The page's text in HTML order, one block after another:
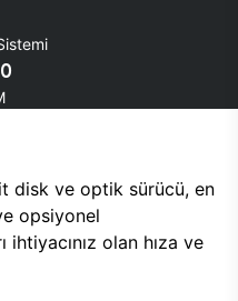
disk ve optik sürücü, en
opsiyonel
olan hıza ve